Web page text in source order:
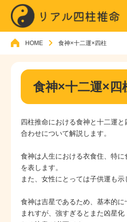
HOME 食神×十二運×四柱
食神×十二運×四
四柱推命における食神と十二運
合わせについて解説します。
食神は人生における衣食住、特
を表します。
また、女性にとっては子供運も示
食神は吉星であるため、基本的
まれすが、強すぎるとまた凶星化